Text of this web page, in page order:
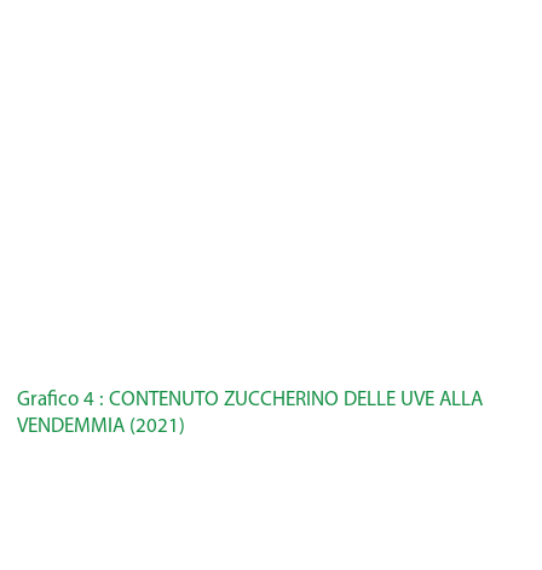
Grafico 4 : CONTENUTO ZUCCHERINO DELLE UVE ALLA
VENDEMMIA (2021)